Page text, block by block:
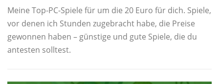
Meine Top-PC-Spiele für um die 20 Euro für dich. Spiele,
vor denen ich Stunden zugebracht habe, die Preise
gewonnen haben – günstige und gute Spiele, die du
antesten solltest.